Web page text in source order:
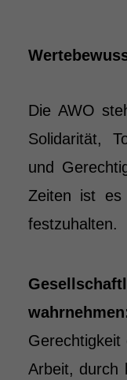
Die AWO
Solidarität,
und
Zeiten ist es
festzuhalten.
Arbeit, durch